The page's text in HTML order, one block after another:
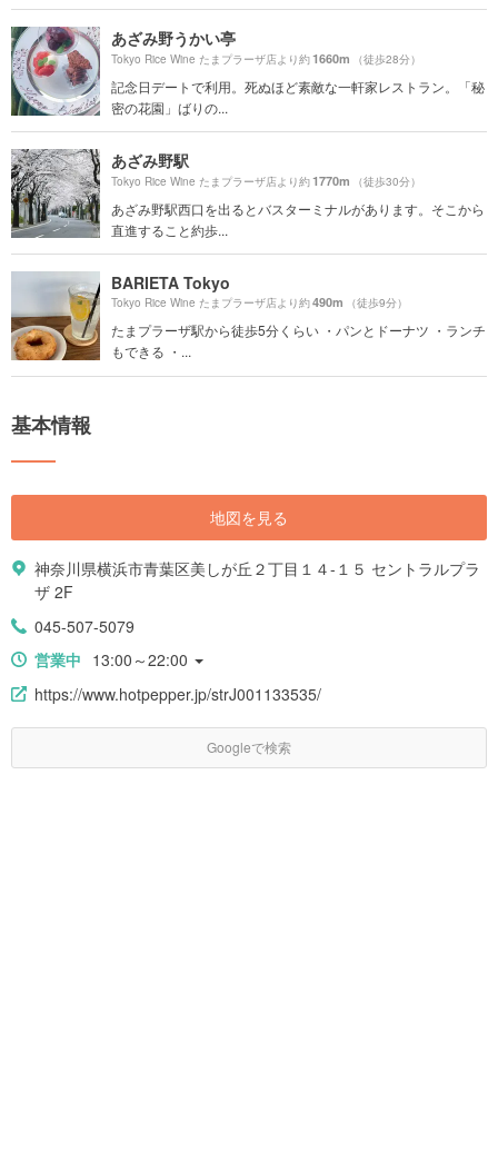
あざみ野うかい亭
Tokyo Rice Wine たまプラーザ店より約1660m （徒歩28分）
記念日デートで利用。死ぬほど素敵な一軒家レストラン。「秘
密の花園」ばりの...
あざみ野駅
Tokyo Rice Wine たまプラーザ店より約1770m （徒歩30分）
あざみ野駅西口を出るとバスターミナルがあります。そこから
直進すること約歩...
BARIETA Tokyo
Tokyo Rice Wine たまプラーザ店より約490m （徒歩9分）
たまプラーザ駅から徒歩5分くらい ・パンとドーナツ ・ランチ
もできる ・...
基本情報
地図を見る
神奈川県横浜市青葉区美しが丘２丁目１４-１５ セントラルプラ
ザ 2F
045-507-5079
営業中 13:00～22:00
https://www.hotpepper.jp/strJ001133535/
Googleで検索